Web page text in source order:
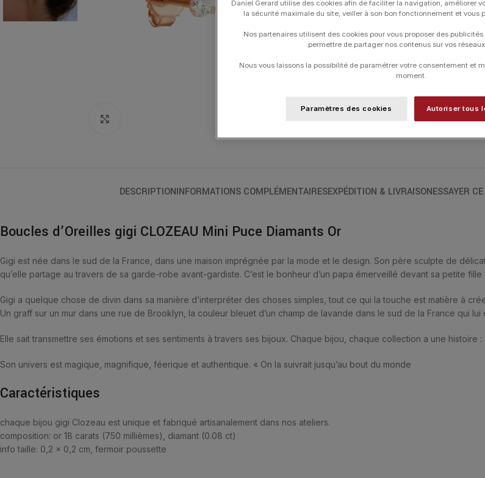
Boucles d’oreilles
MATIÈRE
b4mi000
Catégories : Boucles
DESCRIPTIONINFORMATIONS COMPLÉMENTAIRESEXPÉDITION & LIVRAISONESSAYER
Boucles d’Oreilles gigi CLOZEAU Mini Puce Diamants Or
Gigi est née dans le sud de la France, dans une maison imprégnée par la mode et le design. Son père sculpte de
qu’elle partage au travers de sa garde-robe avant-gardiste. C’est le bonheur d’un papa émerveillé devant sa petite
Gigi a quelque chose de divin dans sa manière d’interpréter des choses simples, tout ce qui la touche est matière à
Un graff sur un mur dans une rue de Brooklyn, la couleur bleuet d’un champ de lavande dans le sud de la France qui
Elle sait transmettre ses émotions et ses sentiments à travers ses bijoux. Chaque bijou, chaque collection a une histoire :
Son univers est magique, magnifique, féerique et authentique. « On la suivrait jusqu’au bout du monde
Caractéristiques
chaque bijou gigi Clozeau est unique et fabriqué artisanalement dans nos ateliers.
composition: or 18 carats (750 millièmes), diamant (0.08 ct)
info taille: 0,2 x 0,2 cm, fermoir poussette
Daniel Gerard utilise des cookies afin de faciliter la navigation, améliorer
la sécurité maximale du site, veiller à son bon fonctionnement et vous
Nos partenaires utilisent des cookies pour vous proposer des
permettre de partager nos contenus sur vos
Nous vous laissons la possibilité de paramétrer votre consentement et
moment.
Paramètres des cookies Autoriser tous